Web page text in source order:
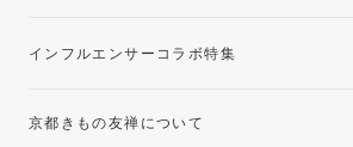
インフルエンサーコラボ特集
京都きもの友禅について